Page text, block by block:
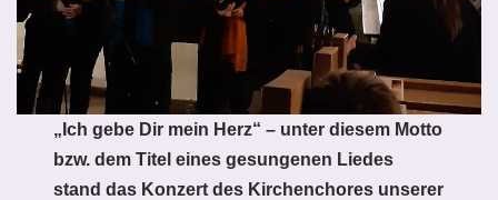
„Ich gebe Dir mein Herz“ – unter diesem Motto
bzw. dem Titel eines gesungenen Liedes
stand das Konzert des Kirchenchores unserer